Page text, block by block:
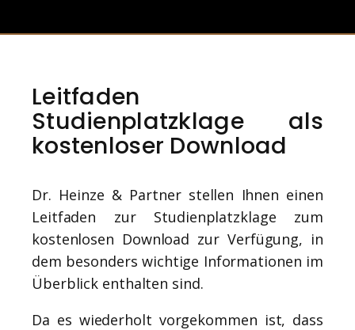
Leitfaden
Studienplatzklage als
kostenloser Download
Dr. Heinze & Partner stellen Ihnen einen
Leitfaden zur Studienplatzklage zum
kostenlosen Download zur Verfügung, in
dem besonders wichtige Informationen im
Überblick enthalten sind.
Da es wiederholt vorgekommen ist, dass